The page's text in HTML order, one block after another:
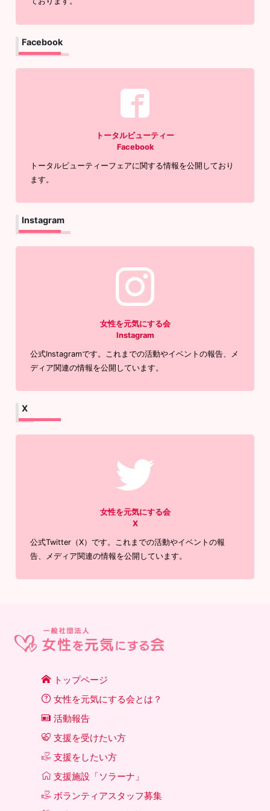
Facebook
トータルビューティー
Facebook
トータルビューティーフェアに関する情報を公開しており
ます。
Instagram
女性を元気にする会
Instagram
公式Instagramです。これまでの活動やイベントの報告、メ
ディア関連の情報を公開しています。
X
女性を元気にする会
X
公式Twitter（X）です。これまでの活動やイベントの報
告、メディア関連の情報を公開しています。
トップページ
女性を元気にする会とは？
活動報告
支援を受けたい方
支援をしたい方
支援施設「ソラーナ」
ボランティアスタッフ募集